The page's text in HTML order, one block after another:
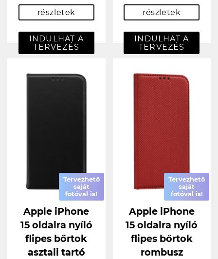
részletek
INDULHAT A
TERVEZÉS
részletek
INDULHAT A
TERVEZÉS
Tervezhető
saját
fotóval is!
Apple iPhone
15 oldalra nyíló
flipes bőrtok
asztali tartó
Tervezhető
saját
fotóval is!
Apple iPhone
15 oldalra nyíló
flipes bőrtok
rombusz